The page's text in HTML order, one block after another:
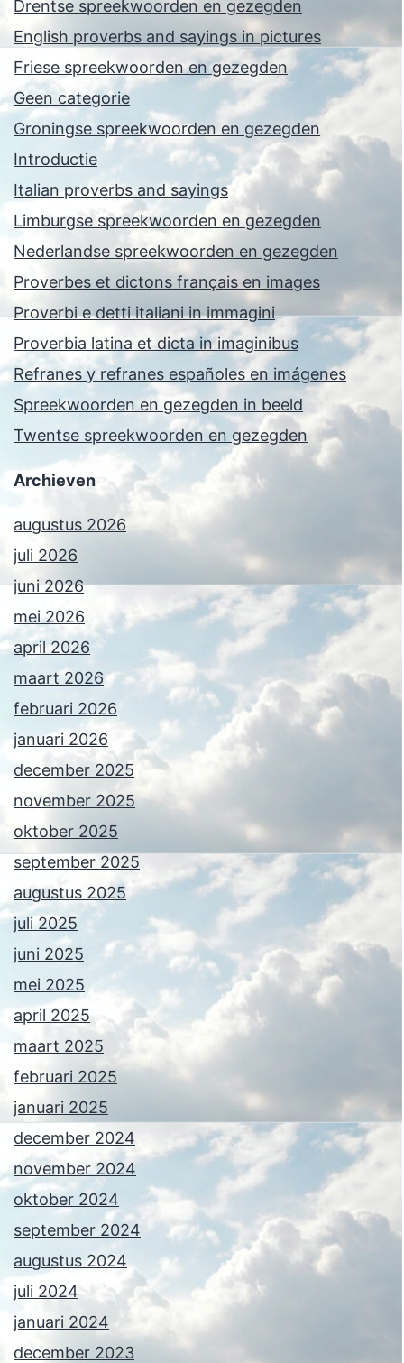
Drentse spreekwoorden en gezegden
English proverbs and sayings in pictures
Friese spreekwoorden en gezegden
Geen categorie
Groningse spreekwoorden en gezegden
Introductie
Italian proverbs and sayings
Limburgse spreekwoorden en gezegden
Nederlandse spreekwoorden en gezegden
Proverbes et dictons français en images
Proverbi e detti italiani in immagini
Proverbia latina et dicta in imaginibus
Refranes y refranes españoles en imágenes
Spreekwoorden en gezegden in beeld
Twentse spreekwoorden en gezegden
Archieven
augustus 2026
juli 2026
juni 2026
mei 2026
april 2026
maart 2026
februari 2026
januari 2026
december 2025
november 2025
oktober 2025
september 2025
augustus 2025
juli 2025
juni 2025
mei 2025
april 2025
maart 2025
februari 2025
januari 2025
december 2024
november 2024
oktober 2024
september 2024
augustus 2024
juli 2024
januari 2024
december 2023